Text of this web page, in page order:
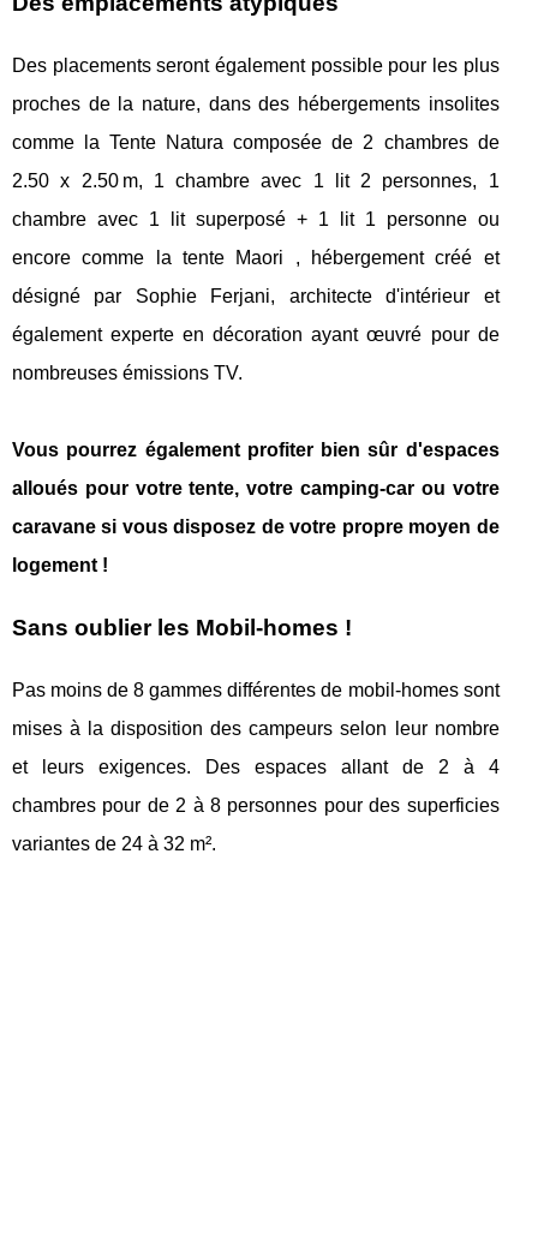
Des placements seront également possible pour les plus
proches de la nature, dans des hébergements insolites
comme la Tente Natura composée de 2 chambres de
2.50 x 2.50 m, 1 chambre avec 1 lit 2 personnes, 1
chambre avec 1 lit superposé + 1 lit 1 personne ou
encore comme la tente Maori , hébergement créé et
désigné par Sophie Ferjani, architecte d'intérieur et
également experte en décoration ayant œuvré pour de
nombreuses émissions TV.
Vous pourrez également profiter bien sûr d'espaces
alloués pour votre tente, votre camping-car ou votre
caravane si vous disposez de votre propre moyen de
logement !
Sans oublier les Mobil-homes !
Pas moins de 8 gammes différentes de mobil-homes sont
mises à la disposition des campeurs selon leur nombre
et leurs exigences. Des espaces allant de 2 à 4
chambres pour de 2 à 8 personnes pour des superficies
variantes de 24 à 32 m².